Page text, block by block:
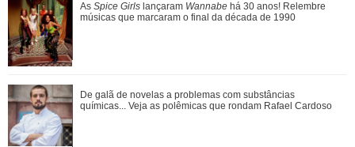
Entenda a dinâmica do NCT e relembre quem já fez parte
grupo de K-Pop
Ariana Grande anuncia pausa na carreira após críticas ao
corpo
As Spice Girls lançaram Wannabe há 30 anos! Relembre
músicas que marcaram o final da década de 1990
De galã de novelas a problemas com substâncias
químicas... Veja as polêmicas que rondam Rafael Cardoso